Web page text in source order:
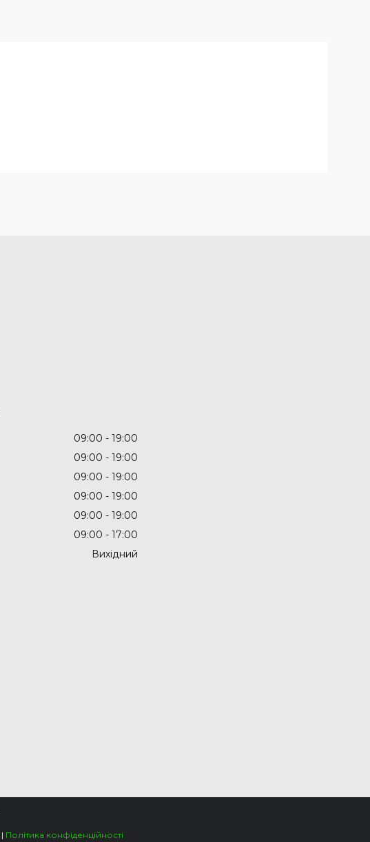
09:00
19:00
09:00
19:00
09:00
19:00
09:00
19:00
09:00
19:00
09:00
17:00
Вихідний
| Політика конфіденційності